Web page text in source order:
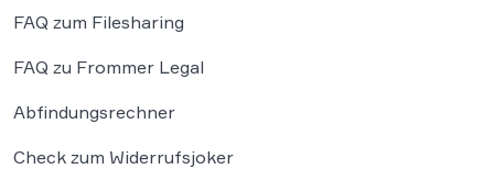
FAQ zum Filesharing
FAQ zu Frommer Legal
Abfindungsrechner
Check zum Widerrufsjoker